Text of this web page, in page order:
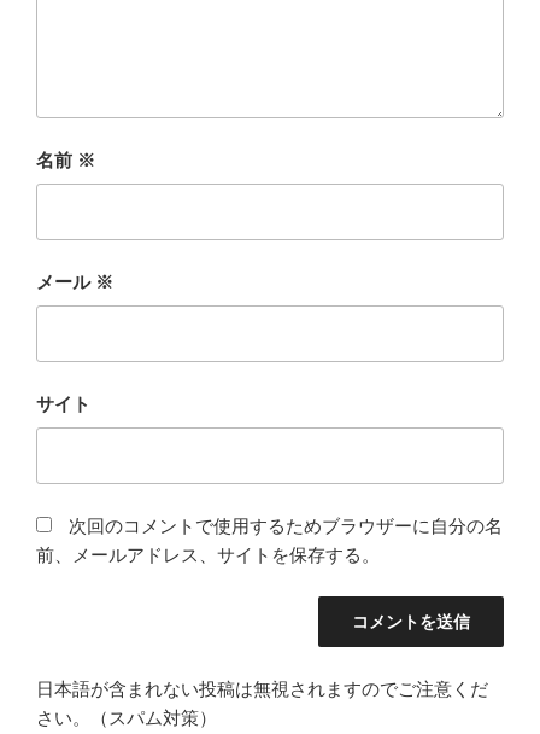
名前 ※
メール ※
サイト
次回のコメントで使用するためブラウザーに自分の名
前、メールアドレス、サイトを保存する。
日本語が含まれない投稿は無視されますのでご注意くだ
さい。（スパム対策）